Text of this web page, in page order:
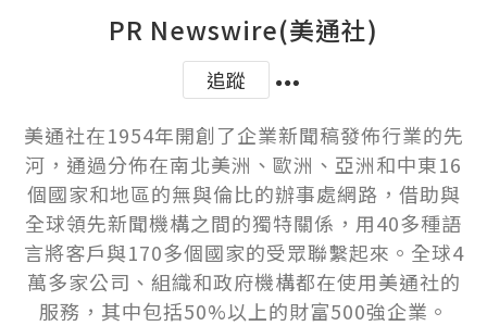
PR Newswire(美通社)
追蹤
美通社在1954年開創了企業新聞稿發佈行業的先
河，通過分佈在南北美洲、歐洲、亞洲和中東16
個國家和地區的無與倫比的辦事處網路，借助與
全球領先新聞機構之間的獨特關係，用40多種語
言將客戶與170多個國家的受眾聯繫起來。全球4
萬多家公司、組織和政府機構都在使用美通社的
服務，其中包括50%以上的財富500強企業。